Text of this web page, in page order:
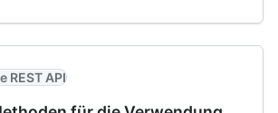
REST API